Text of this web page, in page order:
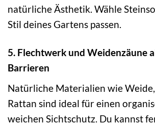
natürliche Ästhetik. Wähle
Stil deines Gartens passen.
5. Flechtwerk und Weidenzäune
Barrieren
Natürliche Materialien wie
Rattan sind ideal für einen
weichen Sichtschutz. Du kannst